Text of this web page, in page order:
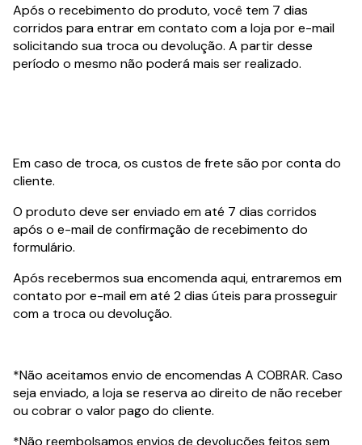
Após o recebimento do produto, você tem 7 dias
corridos para entrar em contato com a loja por e-mail
solicitando sua troca ou devolução. A partir desse
período o mesmo não poderá mais ser realizado.
Em caso de troca, os custos de frete são por conta do
cliente.
O produto deve ser enviado em até 7 dias corridos
após o e-mail de confirmação de recebimento do
formulário.
Após recebermos sua encomenda aqui, entraremos em
contato por e-mail em até 2 dias úteis para prosseguir
com a troca ou devolução.
*Não aceitamos envio de encomendas A COBRAR. Caso
seja enviado, a loja se reserva ao direito de não receber
ou cobrar o valor pago do cliente.
*Não reembolsamos envios de devoluções feitos sem